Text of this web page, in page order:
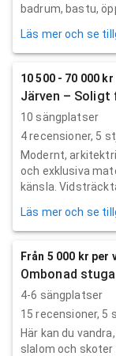
badrum, bastu,
Läs mer och se
10 500 - 70 000
Järven – Soligt
10 sängplatser
4recensioner, 5
Modernt,
och exklusiva
känsla.
Läs mer och se
Från 5 000 kr per
Ombonad
4-6 sängplatser
15 recensioner, 5
Här kan du
slalom och skoter